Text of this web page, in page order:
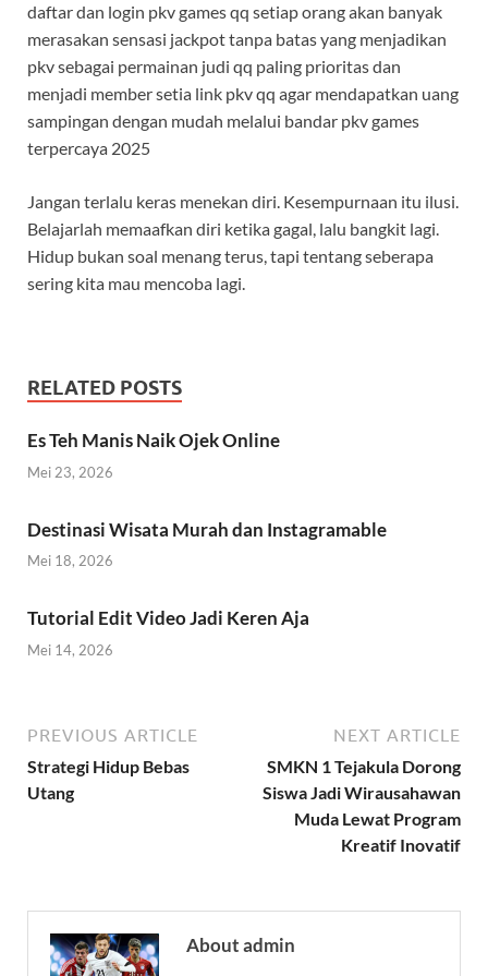
daftar dan login pkv games qq setiap orang akan banyak
merasakan sensasi jackpot tanpa batas yang menjadikan
pkv sebagai permainan judi qq paling prioritas dan
menjadi member setia link pkv qq agar mendapatkan uang
sampingan dengan mudah melalui bandar pkv games
terpercaya 2025
Jangan terlalu keras menekan diri. Kesempurnaan itu ilusi.
Belajarlah memaafkan diri ketika gagal, lalu bangkit lagi.
Hidup bukan soal menang terus, tapi tentang seberapa
sering kita mau mencoba lagi.
RELATED POSTS
Es Teh Manis Naik Ojek Online
Mei 23, 2026
Destinasi Wisata Murah dan Instagramable
Mei 18, 2026
Tutorial Edit Video Jadi Keren Aja
Mei 14, 2026
PREVIOUS ARTICLE
Strategi Hidup Bebas
Utang
NEXT ARTICLE
SMKN 1 Tejakula Dorong
Siswa Jadi Wirausahawan
Muda Lewat Program
Kreatif Inovatif
About admin